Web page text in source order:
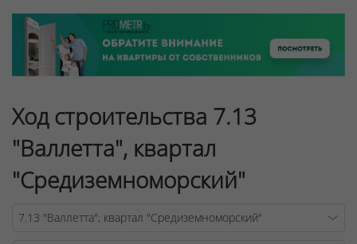
Ход строительства 7.13
"Валлетта", квартал
"Средиземноморский"